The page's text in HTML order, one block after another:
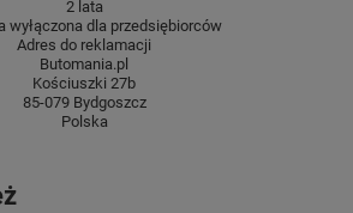
2 lata
wyłączona dla przedsiębiorców
Adres do reklamacji
Butomania.pl
Kościuszki 27b
85-079 Bydgoszcz
Polska